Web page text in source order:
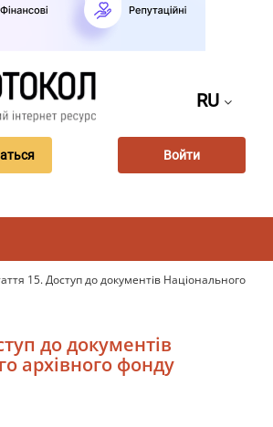
RU
Войти
15. Доступ до документів Національного
до документів
архівного фонду